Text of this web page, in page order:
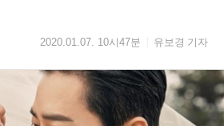
2020.01.07. 10시47분 유보경 기자